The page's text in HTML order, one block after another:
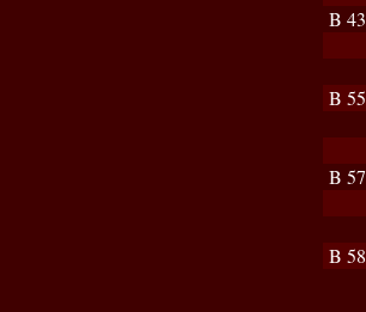
B 43
B 55
B 57
B 58